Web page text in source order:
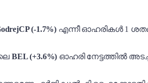
(-1.7%) എന്നീ ഓഹരികൾ 1
BEL (+3.6%) ഓഹരി നേട്ടത്തിൽ